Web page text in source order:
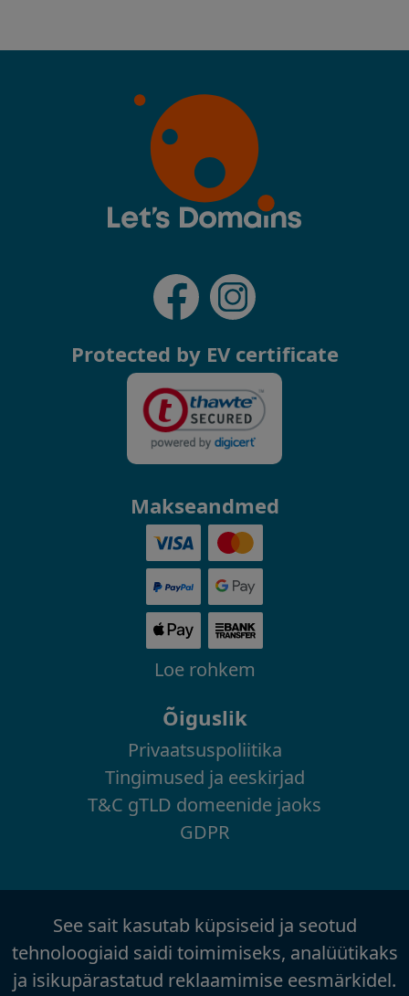
Protected by EV certificate
Makseandmed
Loe rohkem
Õiguslik
Privaatsuspoliitika
Tingimused ja eeskirjad
T&C gTLD domeenide jaoks
GDPR
See sait kasutab küpsiseid ja seotud
tehnoloogiaid saidi toimimiseks, analüütikaks
ja isikupärastatud reklaamimise eesmärkidel.